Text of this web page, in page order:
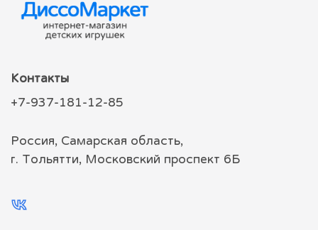
Контакты
+7-937-181-12-85
Россия, Самарская область,
г. Тольятти, Московский проспект 6Б